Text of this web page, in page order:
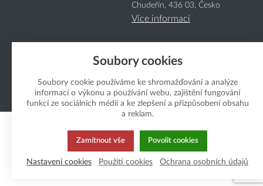
Chudeřín, 436 03, Česko
Více informací
Copyright Boukal.CZ 2026
Soubory cookies
Soubory cookie používáme ke shromažďování a analýze
informací o výkonu a používání webu, zajištění fungování
funkcí ze sociálních médií a ke zlepšení a přizpůsobení obsahu
a reklam.
Zamítnout vše Povolit cookies
Nastavení cookies Použití cookies Ochrana osobních údajů